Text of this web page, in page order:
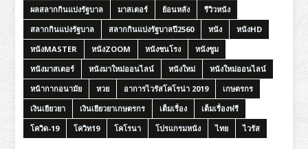
ผลสลากกินแบ่งรัฐบาล
มาสเตอร์ ย้อนหลัง
รีวิวหนัง
สลากกินแบ่งรัฐบาล
สลากกินแบ่งรัฐบาลปี2560 หนัง
หนังHD
หนังMASTER
หนังZOOM หนังชนโรง
หนังซูม
หนังมาสเตอร์
หนังมาใหม่ออนไลน์ หนังใหม่
หนังใหม่ออนไลน์
หน้ากากอนามัย
หวย อาการไวรัสโคโรน่า 2019
เกษตรกร
เงินเยียวยา
เงินเยียวยาเกษตรกร เต็มเรื่อง
เต็มเรื่องฟรี
โควิด-19
โควิท19 โคโรนา โปรแกรมหนัง ไทย ไวรัส